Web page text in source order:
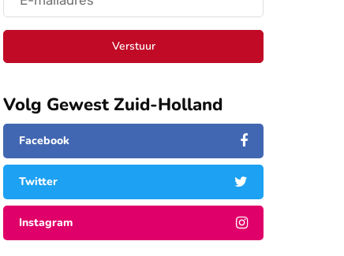
Verstuur
Volg Gewest Zuid-Holland
Facebook
Twitter
Instagram